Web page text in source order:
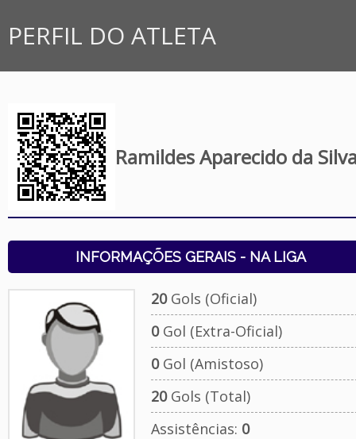
PERFIL DO ATLETA
Ramildes Aparecido da
INFORMAÇÕES GERAIS - NA LIGA
20Gols (Oficial)
0Gol (Extra-Oficial)
0Gol (Amistoso)
20Gols (Total)
Assistências: 0